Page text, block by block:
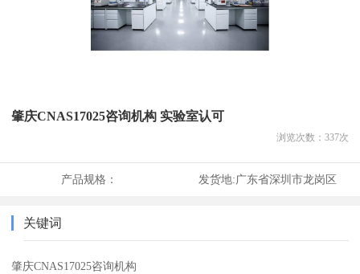
肇庆CNAS17025咨询机构 实验室认可
浏览次数： 337次
产品规格： 发货地:广东省深圳市龙岗区
关键词
肇庆CNAS17025咨询机构